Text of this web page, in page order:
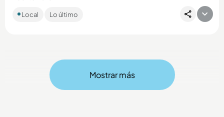
El hipopótamo recién nacido fue rescatado por pescadores
de la zona que llamaron a las autoridades, pero pese al rápido
Local Lo último
Mostrar más